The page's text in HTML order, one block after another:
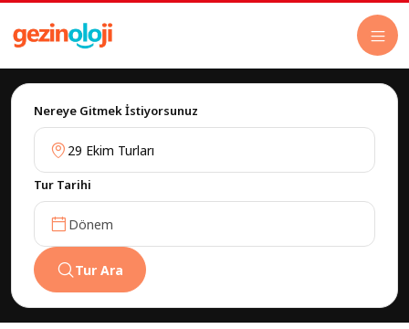
Nereye Gitmek İstiyorsunuz
Tur Tarihi
Dönem
Tur Ara